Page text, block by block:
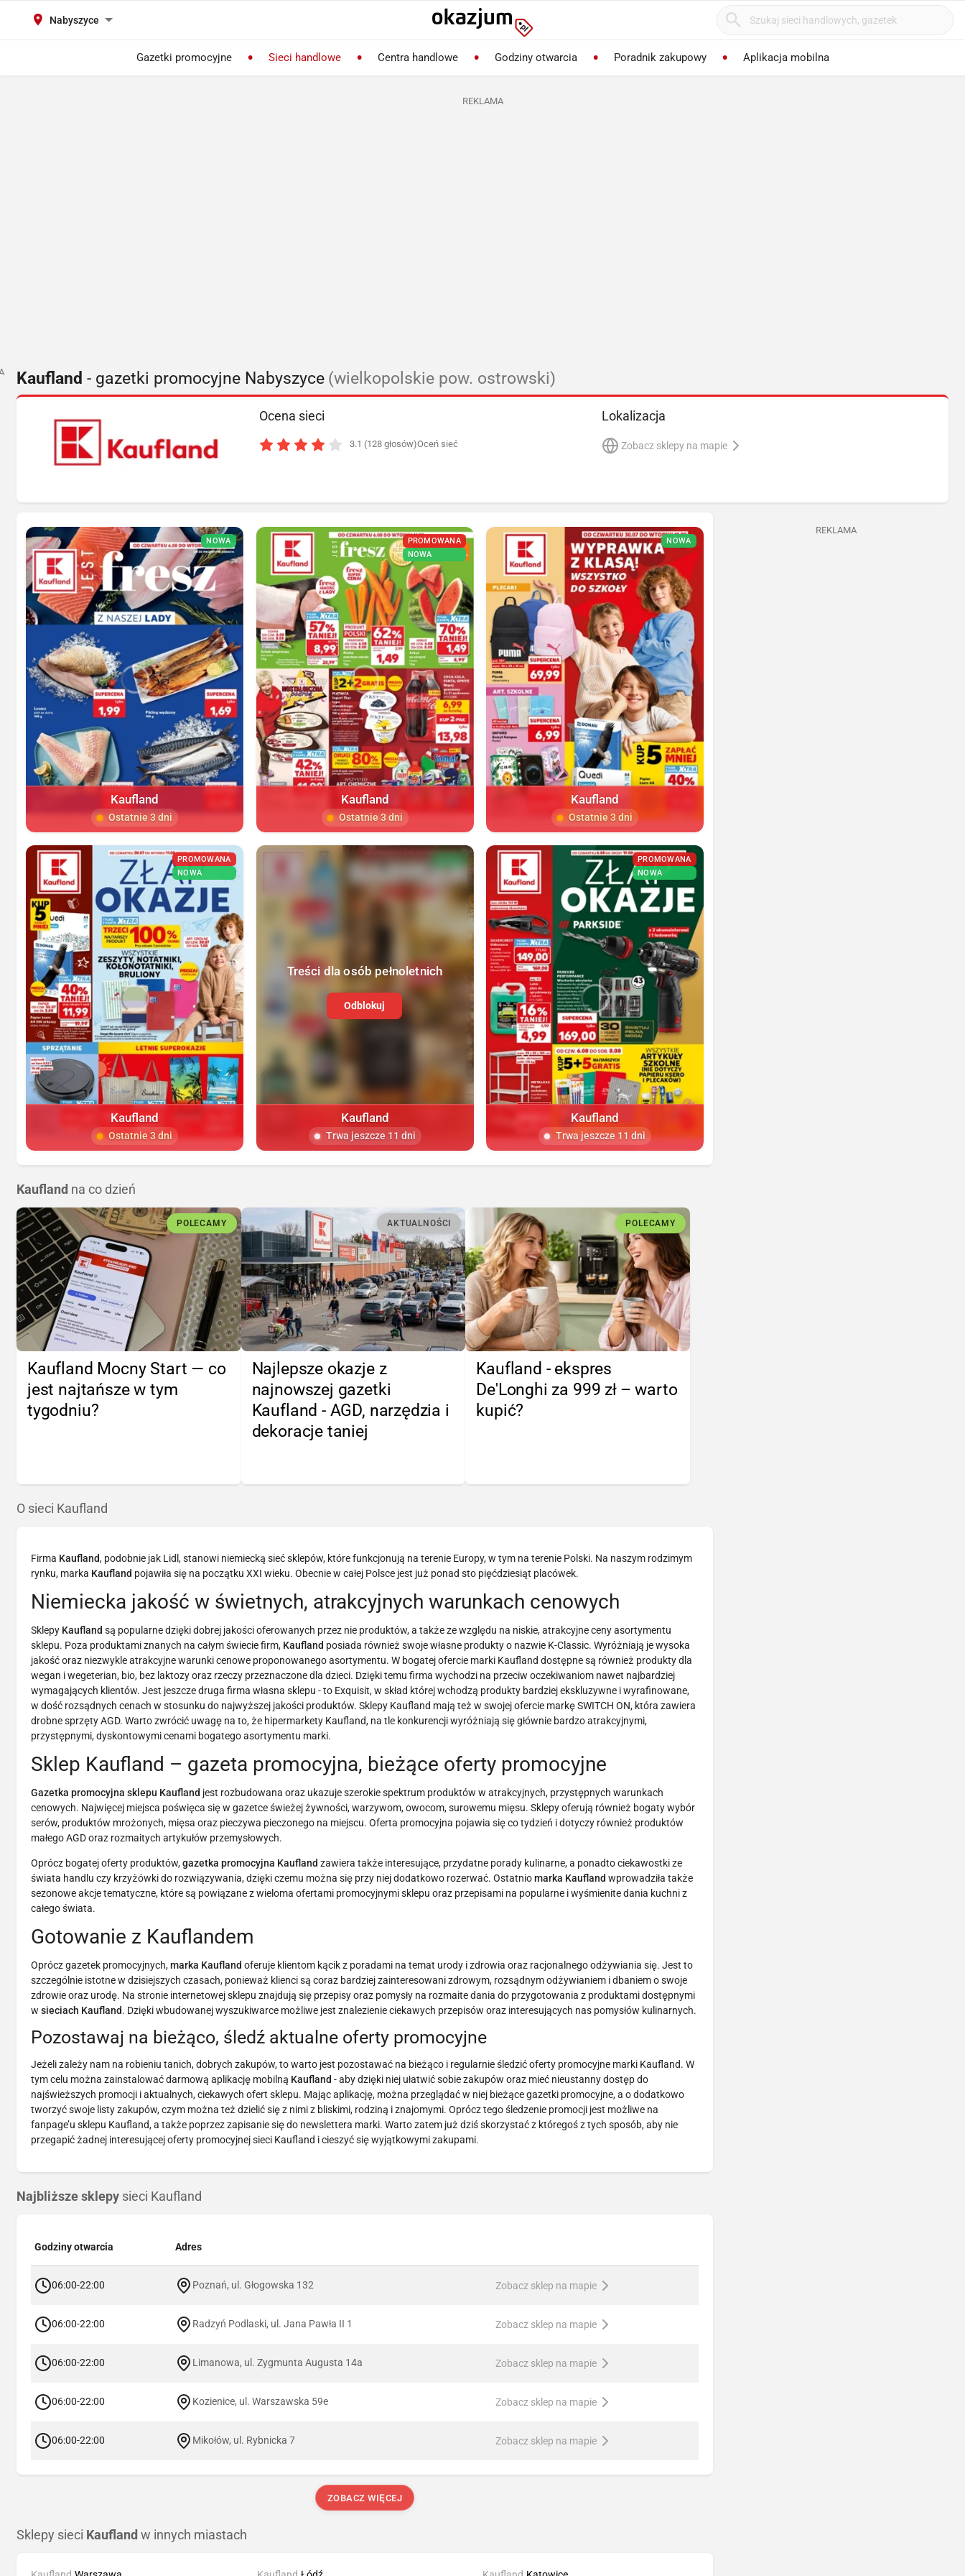
Nabyszyce
Gazetki promocyjne Sieci handlowe Centra handlowe Godziny otwarcia Poradnik zakupowy Aplikacja mobilna
REKLAMA
Kaufland - gazetki promocyjne Nabyszyce (wielkopolskie pow. ostrowski)
Ocena sieci
3.1 (128 głosów)Oceń sieć
Lokalizacja
Zobacz sklepy na mapie
NOWA
Kaufland
Ostatnie 3 dni
PROMOWANA
NOWA
Kaufland
Ostatnie 3 dni
NOWA
Kaufland
Ostatnie 3 dni
PROMOWANA
NOWA
Kaufland
Ostatnie 3 dni
NOWA
Treści dla osób pełnoletnich
Odblokuj
Kaufland
Trwa jeszcze 11 dni
PROMOWANA
NOWA
Kaufland
Trwa jeszcze 11 dni
Kaufland na co dzień
POLECAMY
Kaufland Mocny Start — co
jest najtańsze w tym
tygodniu?
AKTUALNOŚCI
Najlepsze okazje z
najnowszej gazetki
Kaufland - AGD, narzędzia i
dekoracje taniej
POLECAMY
Kaufland - ekspres
De'Longhi za 999 zł – warto
kupić?
O sieci Kaufland
Firma Kaufland, podobnie jak Lidl, stanowi niemiecką sieć sklepów, które funkcjonują na terenie Europy, w tym na terenie Polski. Na naszym rodzimym
rynku, marka Kaufland pojawiła się na początku XXI wieku. Obecnie w całej Polsce jest już ponad sto pięćdziesiąt placówek.
Niemiecka jakość w świetnych, atrakcyjnych warunkach cenowych
Sklepy Kaufland są popularne dzięki dobrej jakości oferowanych przez nie produktów, a także ze względu na niskie, atrakcyjne ceny asortymentu
sklepu. Poza produktami znanych na całym świecie firm, Kaufland posiada również swoje własne produkty o nazwie K-Classic. Wyróżniają je wysoka
jakość oraz niezwykle atrakcyjne warunki cenowe proponowanego asortymentu. W bogatej ofercie marki Kaufland dostępne są również produkty dla
wegan i wegeterian, bio, bez laktozy oraz rzeczy przeznaczone dla dzieci. Dzięki temu firma wychodzi na przeciw oczekiwaniom nawet najbardziej
wymagających klientów. Jest jeszcze druga firma własna sklepu - to Exquisit, w skład której wchodzą produkty bardziej ekskluzywne i wyrafinowane,
w dość rozsądnych cenach w stosunku do najwyższej jakości produktów. Sklepy Kaufland mają też w swojej ofercie markę SWITCH ON, która zawiera
drobne sprzęty AGD. Warto zwrócić uwagę na to, że hipermarkety Kaufland, na tle konkurencji wyróżniają się głównie bardzo atrakcyjnymi,
przystępnymi, dyskontowymi cenami bogatego asortymentu marki.
Sklep Kaufland – gazeta promocyjna, bieżące oferty promocyjne
Gazetka promocyjna sklepu Kaufland jest rozbudowana oraz ukazuje szerokie spektrum produktów w atrakcyjnych, przystępnych warunkach
cenowych. Najwięcej miejsca poświęca się w gazetce świeżej żywności, warzywom, owocom, surowemu mięsu. Sklepy oferują również bogaty wybór
serów, produktów mrożonych, mięsa oraz pieczywa pieczonego na miejscu. Oferta promocyjna pojawia się co tydzień i dotyczy również produktów
małego AGD oraz rozmaitych artykułów przemysłowych.
Oprócz bogatej oferty produktów,gazetka promocyjna Kaufland zawiera także interesujące, przydatne porady kulinarne, a ponadto ciekawostki ze
świata handlu czy krzyżówki do rozwiązywania, dzięki czemu można się przy niej dodatkowo rozerwać. Ostatniomarka Kaufland wprowadziła także
sezonowe akcje tematyczne, które są powiązane z wieloma ofertami promocyjnymi sklepu oraz przepisami na popularne i wyśmienite dania kuchni z
całego świata.
Gotowanie z Kauflandem
Oprócz gazetek promocyjnych,marka Kaufland oferuje klientom kącik z poradami na temat urody i zdrowia oraz racjonalnego odżywiania się. Jest to
szczególnie istotne w dzisiejszych czasach, ponieważ klienci są coraz bardziej zainteresowani zdrowym, rozsądnym odżywianiem i dbaniem o swoje
zdrowie oraz urodę. Na stronie internetowej sklepu znajdują się przepisy oraz pomysły na rozmaite dania do przygotowania z produktami dostępnymi
w sieciach Kaufland. Dzięki wbudowanej wyszukiwarce możliwe jest znalezienie ciekawych przepisów oraz interesujących nas pomysłów kulinarnych.
Pozostawaj na bieżąco, śledź aktualne oferty promocyjne
Jeżeli zależy nam na robieniu tanich, dobrych zakupów, to warto jest pozostawać na bieżąco i regularnie śledzić oferty promocyjne marki Kaufland. W
tym celu można zainstalować darmową aplikację mobilną Kaufland - aby dzięki niej ułatwić sobie zakupów oraz mieć nieustanny dostęp do
najświeższych promocji i aktualnych, ciekawych ofert sklepu. Mając aplikację, można przeglądać w niej bieżące gazetki promocyjne, a o dodatkowo
tworzyć swoje listy zakupów, czym można też dzielić się z nimi z bliskimi, rodziną i znajomymi. Oprócz tego śledzenie promocji jest możliwe na
fanpage’u sklepu Kaufland, a także poprzez zapisanie się do newslettera marki. Warto zatem już dziś skorzystać z któregoś z tych sposób, aby nie
przegapić żadnej interesującej oferty promocyjnej sieci Kaufland i cieszyć się wyjątkowymi zakupami.
Najbliższe sklepy sieci Kaufland
Godziny otwarcia Adres
06:00-22:00 Poznań, ul. Głogowska 132 Zobacz sklep na mapie
06:00-22:00 Radzyń Podlaski, ul. Jana Pawła II 1 Zobacz sklep na mapie
06:00-22:00 Limanowa, ul. Zygmunta Augusta 14a Zobacz sklep na mapie
06:00-22:00 Kozienice, ul. Warszawska 59e Zobacz sklep na mapie
06:00-22:00 Mikołów, ul. Rybnicka 7 Zobacz sklep na mapie
ZOBACZ WIĘCEJ
Sklepy sieci Kaufland w innych miastach
REKLAMA